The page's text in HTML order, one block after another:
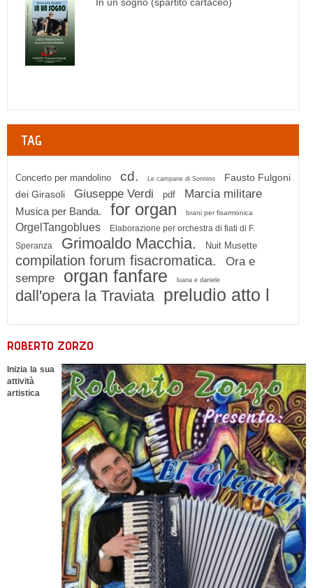
TAG
Concerto per mandolino cd. Le campane di Sonnino
Fausto Fulgoni
dei Girasoli
Giuseppe Verdi pdf Marcia militare
Musica per Banda. for organ brani per fisarmonica
OrgelTangoblues
Elaborazione per orchestra di fiati di F.
Speranza
Grimoaldo Macchia. Nuit Musette
compilation forum fisacromatica.
Ora e
sempre
organ fanfare luana e daniele
dall'opera la Traviata preludio atto l
ROBERTO ZORZO
Inizia la sua
attività
artistica